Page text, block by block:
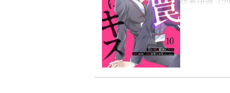
佐倉伊織（
女にモテま
きだけど」